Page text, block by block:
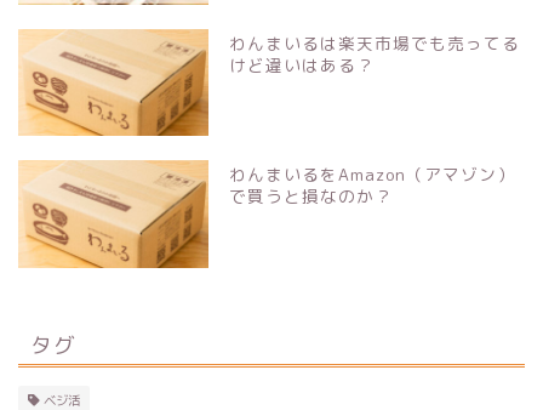
わんまいるは楽天市場でも売ってる
けど違いはある？
わんまいるをAmazon（アマゾン）
で買うと損なのか？
タグ
ベジ活